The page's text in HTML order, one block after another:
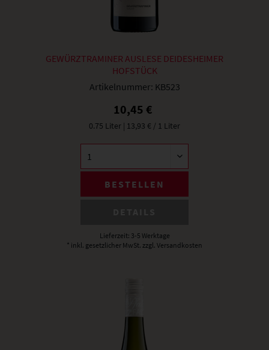
GEWÜRZTRAMINER AUSLESE DEIDESHEIMER
HOFSTÜCK
Artikelnummer: KB523
10,45 €
0.75 Liter | 13,93 € / 1 Liter
BESTELLEN
Lieferzeit: 3-5 Werktage
* inkl. gesetzlicher MwSt. zzgl. Versandkosten